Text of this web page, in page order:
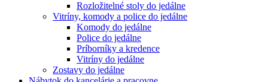
Rozložitelné stoly do jedálne
Vitríny, komody a police do jedálne
Komody do jedálne
Police do jedálne
Príborníky a kredence
Vitríny do jedálne
Zostavy do jedálne